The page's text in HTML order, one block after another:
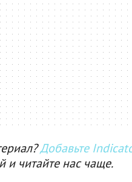
Добавьте
и читайте нас чаще.